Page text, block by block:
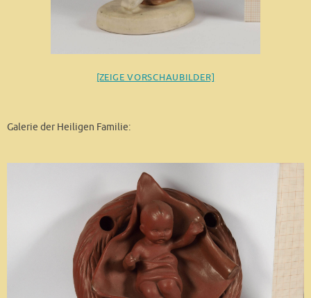
[ZEIGE VORSCHAUBILDER]
Galerie der Heiligen Familie: